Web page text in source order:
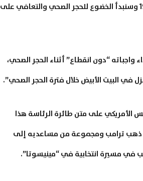
وسيخضعان للحجر الصحي، ودون ترامب: “الليلة، ثبتت إصابتي أنا وميلانيا بكوفيد 19 وسنبدأ الخضوع للحجر الصحي والتعافي على
“دون انقطاع” أثناء الحجر الصحي،
في البيت الأبيض خلال فترة الحجر الصحي”.
الأمريكي على متن طائرة الرئاسة هذا
ذهب ترامب ومجموعة من مساعديه إلى
في مسيرة انتخابية في “مينيسوتا”.